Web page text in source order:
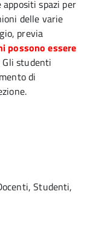
spazi per
delle varie
previa
possono essere
Gli studenti
di
Studenti,